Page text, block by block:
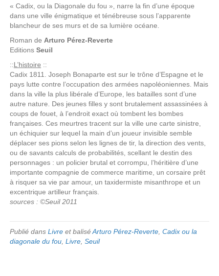
« Cadix, ou la Diagonale du fou », narre la fin d’une époque
dans une ville énigmatique et ténébreuse sous l’apparente
blancheur de ses murs et de sa lumière océane.
Roman de Arturo Pérez-Reverte
Editions Seuil
::L’histoire ::
Cadix 1811. Joseph Bonaparte est sur le trône d’Espagne et le
pays lutte contre l’occupation des armées napoléoniennes. Mais
dans la ville la plus libérale d’Europe, les batailles sont d’une
autre nature. Des jeunes filles y sont brutalement assassinées à
coups de fouet, à l’endroit exact où tombent les bombes
françaises. Ces meurtres tracent sur la ville une carte sinistre,
un échiquier sur lequel la main d’un joueur invisible semble
déplacer ses pions selon les lignes de tir, la direction des vents,
ou de savants calculs de probabilités, scellant le destin des
personnages : un policier brutal et corrompu, l’héritière d’une
importante compagnie de commerce maritime, un corsaire prêt
à risquer sa vie par amour, un taxidermiste misanthrope et un
excentrique artilleur français.
sources : ©Seuil 2011
Publié dans Livre et baliséArturo Pérez-Reverte Cadix ou la
diagonale du fou Livre Seuil